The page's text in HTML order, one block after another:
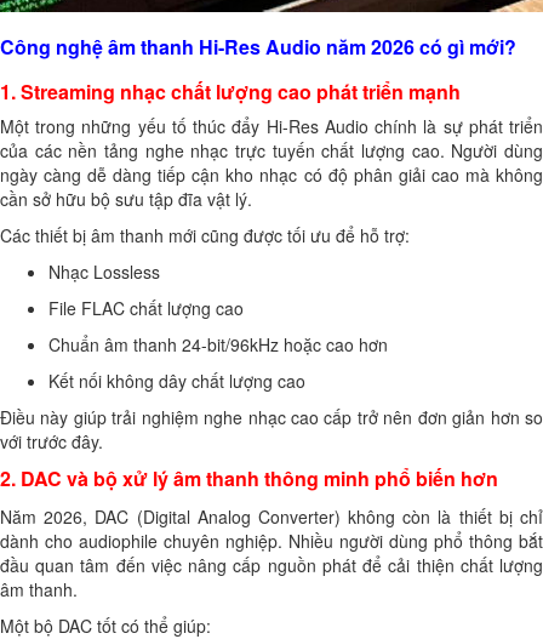
Công nghệ âm thanh Hi-Res Audio năm 2026 có gì mới?
1. Streaming nhạc chất lượng cao phát triển mạnh
Một trong những yếu tố thúc đẩy Hi-Res Audio chính là sự phát triển
của các nền tảng nghe nhạc trực tuyến chất lượng cao. Người dùng
ngày càng dễ dàng tiếp cận kho nhạc có độ phân giải cao mà không
cần sở hữu bộ sưu tập đĩa vật lý.
Các thiết bị âm thanh mới cũng được tối ưu để hỗ trợ:
Nhạc Lossless
File FLAC chất lượng cao
Chuẩn âm thanh 24-bit/96kHz hoặc cao hơn
Kết nối không dây chất lượng cao
Điều này giúp trải nghiệm nghe nhạc cao cấp trở nên đơn giản hơn so
với trước đây.
2. DAC và bộ xử lý âm thanh thông minh phổ biến hơn
Năm 2026, DAC (Digital Analog Converter) không còn là thiết bị chỉ
dành cho audiophile chuyên nghiệp. Nhiều người dùng phổ thông bắt
đầu quan tâm đến việc nâng cấp nguồn phát để cải thiện chất lượng
âm thanh.
Một bộ DAC tốt có thể giúp: